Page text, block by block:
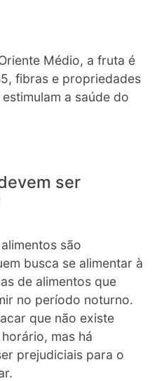
Médio, a fruta é
fibras e propriedades
a saúde do
ser
são
busca se alimentar à
de alimentos que
no período noturno.
que não existe
mas há
prejudiciais para o